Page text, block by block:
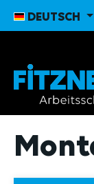
Zur
DEUTSCH